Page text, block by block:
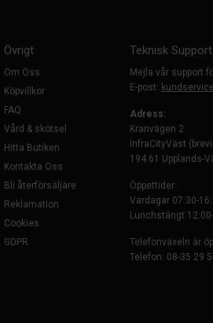
Övrigt
Om Oss
Köpvillkor
FAQ
Vård & skötsel
Hitta Butiken
Kontakta Oss
Bli återförsäljare
Reklamation
Cookies
GDPR
Teknisk Support
Mejla vår support
E-post:
Adress:
Kranvägen 2
InfraCityVäst
194 61 Upplands-
Öppettider:
Vardagar 07:30-
Lunchstängt
Telefonväxeln är
Telefon: 08-35 29